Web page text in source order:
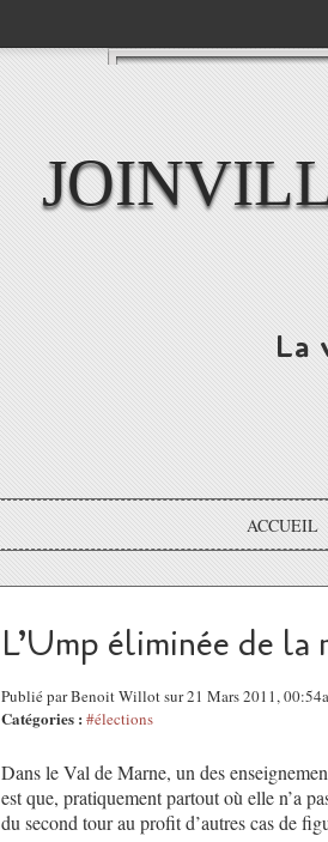
La
ACCUEIL
L’Ump éliminée de la
Publié par Benoit Willot sur 21 Mars 2011,
Catégories : #élections
Dans le Val de Marne, un des
est que, pratiquement partout où elle n’a
du second tour au profit d’autres cas de